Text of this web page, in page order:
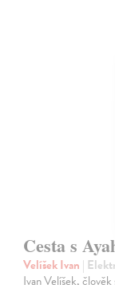
Cesta s
Velíšek Ivan |
Ivan Velíšek,